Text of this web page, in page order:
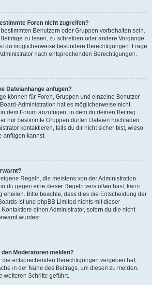
Foren nicht zugreifen?
Benutzern oder Gruppen vorbehalten sein.
zu lesen, zu schreiben oder andere Vorgänge
du möglicherweise besondere Berechtigungen. Frage
nach entsprechenden Berechtigungen.
Dateianhänge anfügen?
können für Foren, Gruppen und einzelne Benutzer
Administration hat es möglicherweise nicht
dem Forum anzufügen, in dem du deinen Beitrag
nur bestimmte Gruppen dürfen Dateien hochladen.
kontaktieren, falls du dir nicht sicher bist, wieso
anfügen kannst.
Regeln, die meistens von der Administration
du gegen eine dieser Regeln verstoßen hast, kann
erteilen. Bitte beachte, dass dies die Entscheidung der
ist und phpBB Limited nichts mit dieser
einen Administrator, sofern du die nicht
wurdest.
Moderatoren melden?
die entsprechenden Berechtigungen vergeben hat,
in der Nähe des Beitrags, um diesen zu melden.
weiteren Schritte geführt.